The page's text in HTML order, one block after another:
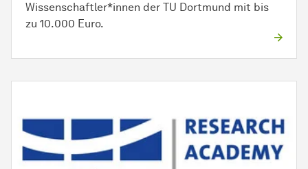
Wissenschaftler*innen der TU Dortmund mit bis
zu 10.000 Euro.